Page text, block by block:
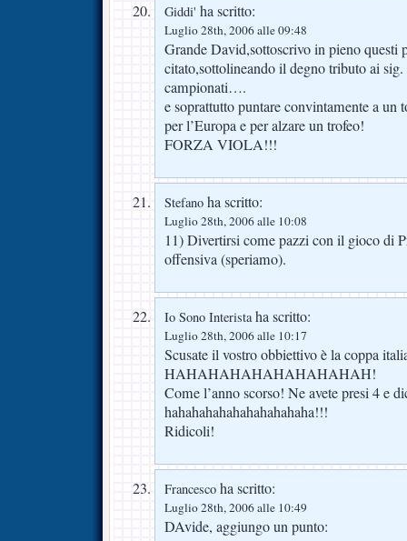
Giddi' ha scritto:
Luglio 28th, 2006 alle 09:48
Grande David,sottoscrivo in pieno questi
citato,sottolineando il degno tributo ai
campionati….
e soprattutto puntare convintamente a un
per l’Europa e per alzare un trofeo!
FORZA VIOLA!!!
Stefano ha scritto:
Luglio 28th, 2006 alle 10:08
11) Divertirsi come pazzi con il gioco di
offensiva (speriamo).
Io Sono Interistaha scritto:
Luglio 28th, 2006 alle 10:17
Scusate il vostro obbiettivo è la coppa
HAHAHAHAHAHAHAHAHAH!
Come l’anno scorso! Ne avete presi 4 e
hahahahahahahahahahaha!!!
Ridicoli!
Francesco ha scritto:
Luglio 28th, 2006 alle 10:49
DAvide, aggiungo un punto: